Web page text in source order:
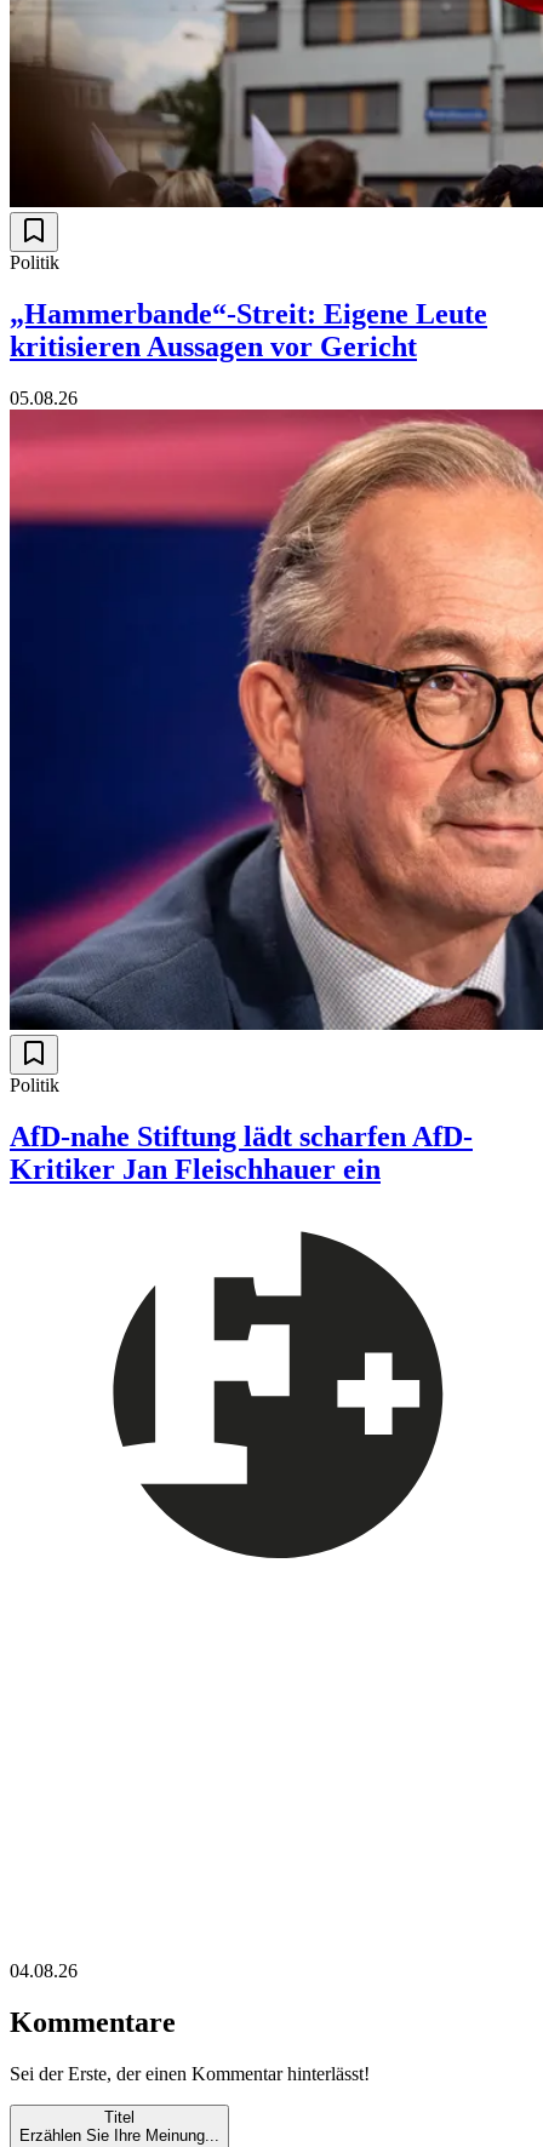
Politik
„Hammerbande“-Streit: Eigene Leute
kritisieren Aussagen vor Gericht
05.08.26
Politik
AfD-nahe Stiftung lädt scharfen AfD-
Kritiker Jan Fleischhauer ein
04.08.26
Kommentare
Sei der Erste, der einen Kommentar hinterlässt!
Titel
Erzählen Sie Ihre Meinung...